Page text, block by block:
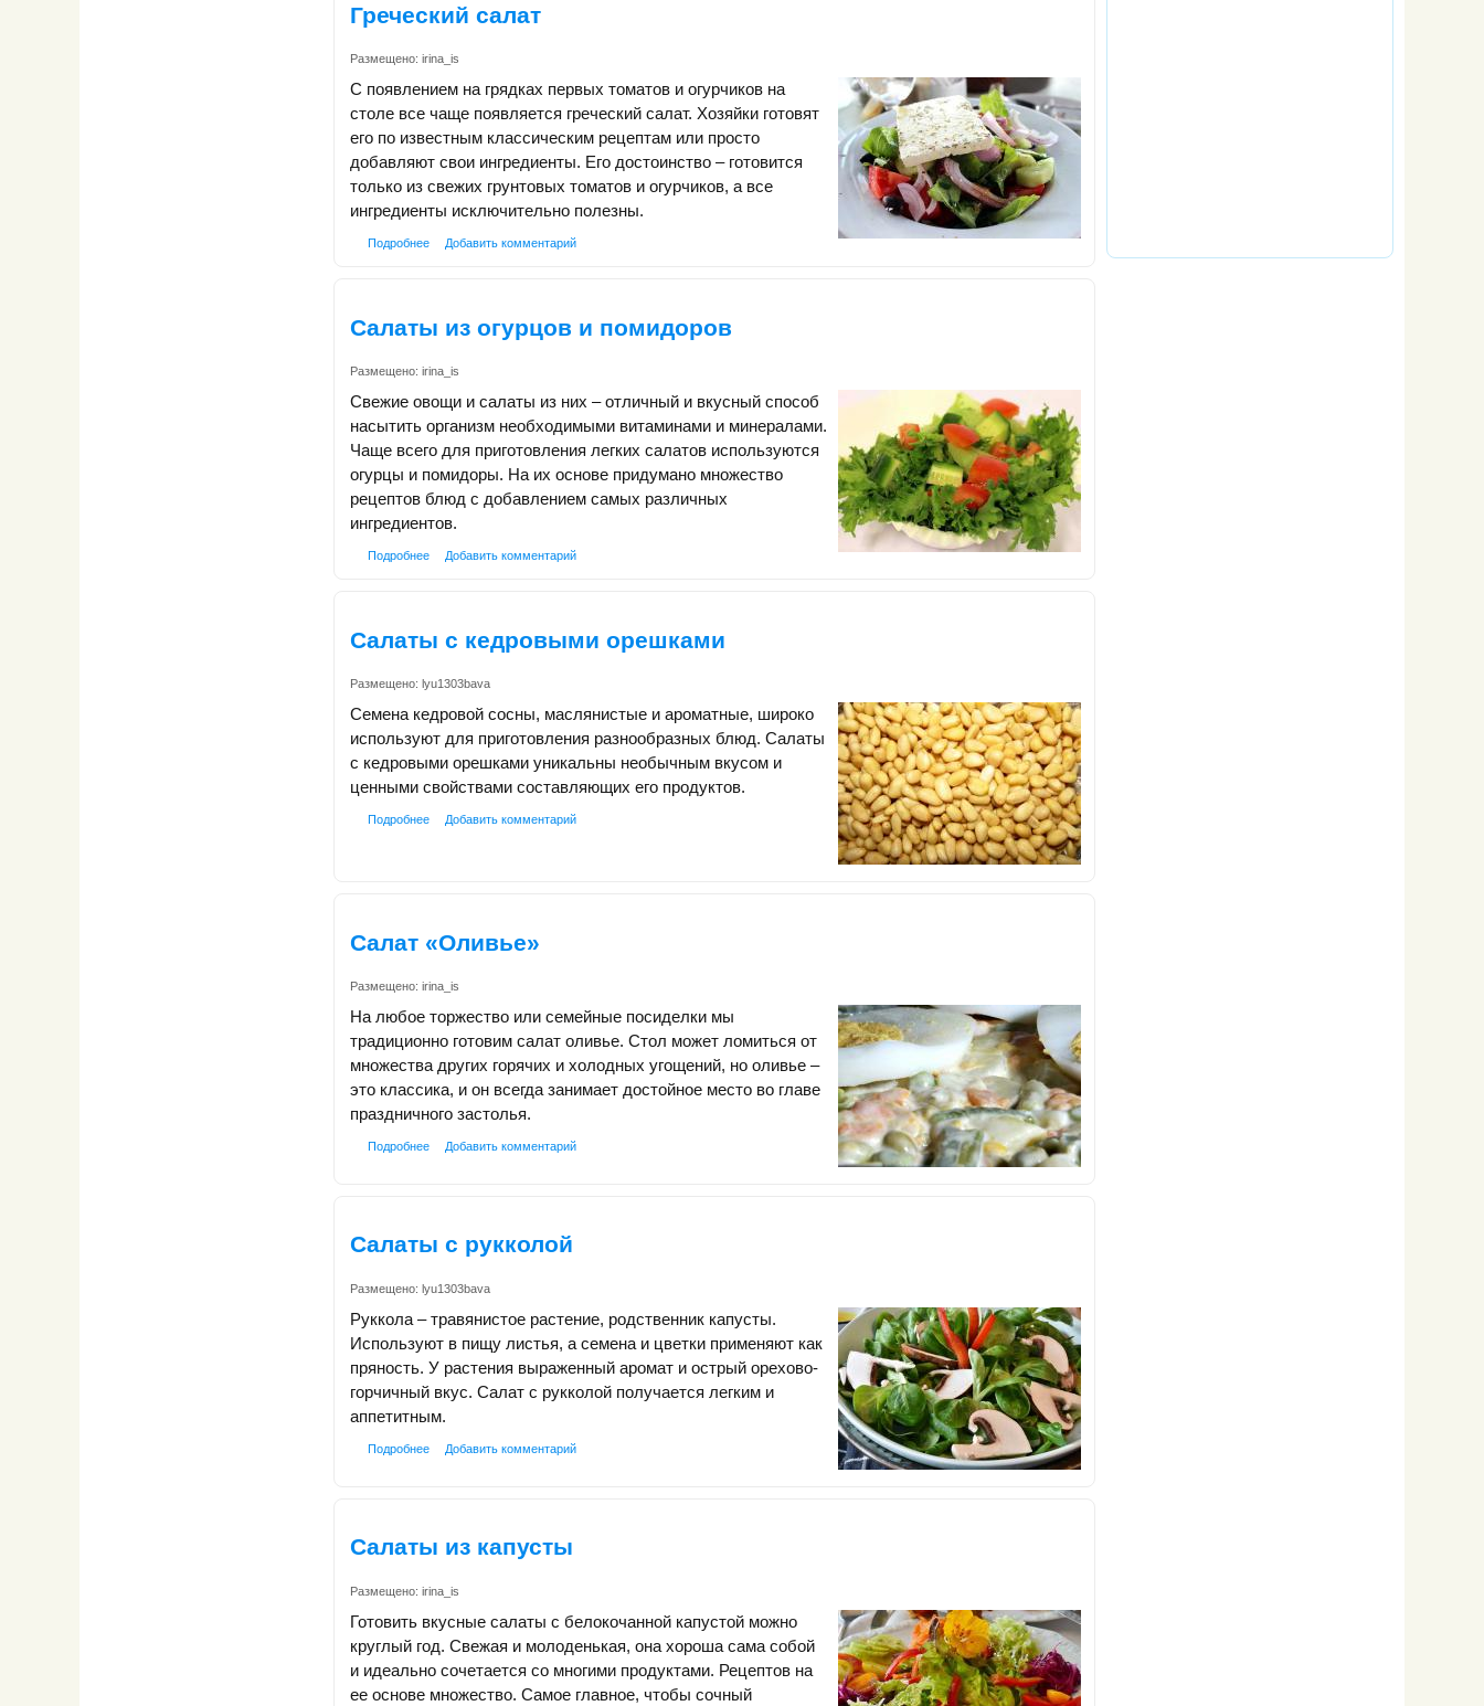
Греческий салат
Размещено: irina_is
С появлением на грядках первых томатов и огурчиков на
столе все чаще появляется греческий салат. Хозяйки готовят
его по известным классическим рецептам или просто
добавляют свои ингредиенты. Его достоинство – готовится
только из свежих грунтовых томатов и огурчиков, а все
ингредиенты исключительно полезны.
Подробнее Добавить комментарий
Салаты из огурцов и помидоров
Размещено: irina_is
Свежие овощи и салаты из них – отличный и вкусный способ
насытить организм необходимыми витаминами и минералами.
Чаще всего для приготовления легких салатов используются
огурцы и помидоры. На их основе придумано множество
рецептов блюд с добавлением самых различных
ингредиентов.
Подробнее Добавить комментарий
Салаты с кедровыми орешками
Размещено: lyu1303bava
Семена кедровой сосны, маслянистые и ароматные, широко
используют для приготовления разнообразных блюд. Салаты
с кедровыми орешками уникальны необычным вкусом и
ценными свойствами составляющих его продуктов.
Подробнее Добавить комментарий
Салат «Оливье»
Размещено: irina_is
На любое торжество или семейные посиделки мы
традиционно готовим салат оливье. Стол может ломиться от
множества других горячих и холодных угощений, но оливье –
это классика, и он всегда занимает достойное место во главе
праздничного застолья.
Подробнее Добавить комментарий
Салаты с рукколой
Размещено: lyu1303bava
Руккола – травянистое растение, родственник капусты.
Используют в пищу листья, а семена и цветки применяют как
пряность. У растения выраженный аромат и острый орехово-
горчичный вкус. Салат с рукколой получается легким и
аппетитным.
Подробнее Добавить комментарий
Салаты из капусты
Размещено: irina_is
Готовить вкусные салаты с белокочанной капустой можно
круглый год. Свежая и молоденькая, она хороша сама собой
и идеально сочетается со многими продуктами. Рецептов на
ее основе множество. Самое главное, чтобы сочный